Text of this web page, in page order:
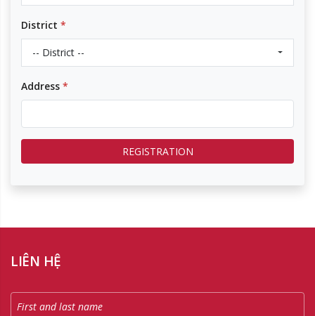
District *
-- District --
Address *
REGISTRATION
LIÊN HỆ